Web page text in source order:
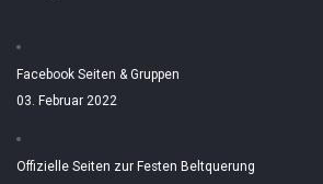
Facebook Seiten & Gruppen
03. Februar 2022
Offizielle Seiten zur Festen Beltquerung